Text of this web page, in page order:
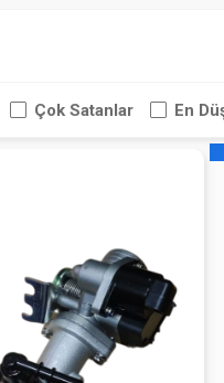
Çok Satanlar En